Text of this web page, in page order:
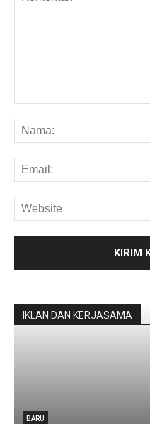
IKLAN DAN KERJASAMA
BARU